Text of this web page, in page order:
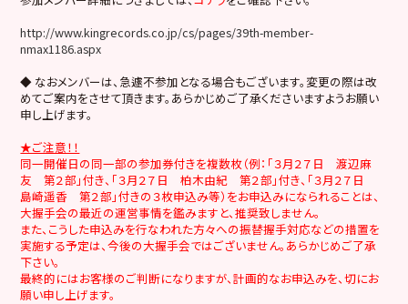
http://www.kingrecords.co.jp/cs/pages/39th-member-
nmax1186.aspx
◆ なおメンバーは、急遽不参加となる場合もございます。変更の際は改
めてご案内をさせて頂きます。あらかじめご了承くださいますようお願い
申し上げます。
★ご注意！！
同一開催日の同一部の参加券付きを複数枚（例：「３月２７日 渡辺麻
友 第２部」付き、「３月２７日 柏木由紀 第２部」付き、「３月２７日
島崎遥香 第２部」付きの３枚申込み等）をお申込みになられることは、
大握手会の最近の運営事情を鑑みますと、推奨致しません。
また、こうした申込みを行なわれた方々への振替握手対応などの措置を
実施する予定は、今後の大握手会ではございません。あらかじめご了承
下さい。
最終的にはお客様のご判断になりますが、計画的なお申込みを、切にお
願い申し上げます。